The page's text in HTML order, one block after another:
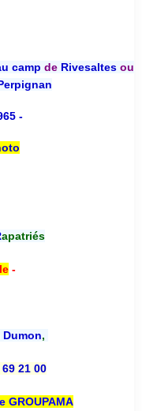
camp deRivesaltesou
-
apatriés
-
,
21 00
GROUPAMA